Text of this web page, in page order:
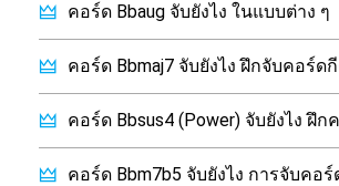
คอร์ด Bbaug จับยังไง ในแบบต่าง ๆ
คอร์ด Bbmaj7 จับยังไง ฝึกจับคอร์ด
คอร์ด Bbsus4 (Power) จับยังไง ฝึก
คอร์ด Bbm7b5 จับยังไง การจับคอร์